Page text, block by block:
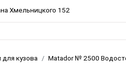
Хмельницкого 152
кузова Matador № 2500